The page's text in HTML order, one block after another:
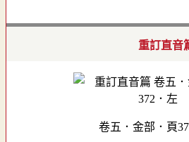
重訂直音
卷五．金部．頁